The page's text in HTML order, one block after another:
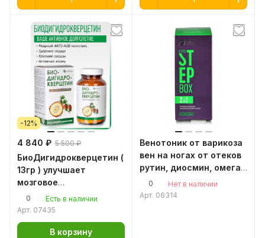
-12%
4 840 ₽ 5 500 ₽
БиоДигидрокверцетин (
13гр ) улучшает
мозговое
кровообращение,
нормализует вязкость
0
Есть в наличии
Арт. 07435
В корзину
Венотоник от варикоза
вен на ногах от отеков
рутин, диосмин, омега
3 для вен и сосудов
Набор Степ Бокс
0
Нет в наличии
Арт. 06314